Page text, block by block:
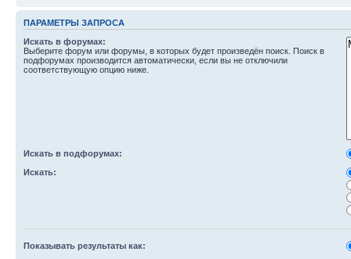
ПАРАМЕТРЫ ЗАПРОСА
Искать в форумах:
Выберите форум или форумы, в которых будет произведён поиск. Поиск в
подфорумах производится автоматически, если вы не отключили
соответствующую опцию ниже.
Искать в подфорумах:
Искать:
Показывать результаты как: